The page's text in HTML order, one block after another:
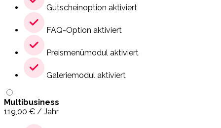
Gutscheinoption aktiviert
FAQ-Option aktiviert
Preismenümodul aktiviert
Galeriemodul aktiviert
Multibusiness
119,00 € / Jahr